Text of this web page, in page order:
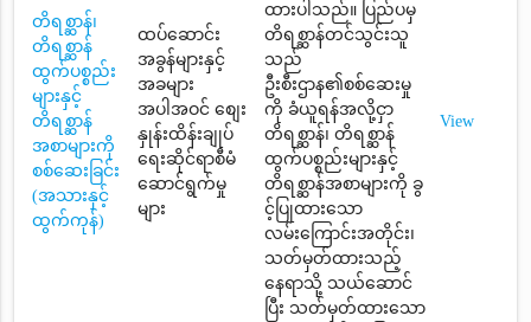
တိရစ္ဆာန်၊
တိရစ္ဆာန်
ထွက်ပစ္စည်း
များနှင့်
တိရစ္ဆာန်
အစာများကို
စစ်ဆေးခြင်း
(အသားနှင့်
ထွက်ကုန်)
ထပ်ဆောင်း
အခွန်များနှင့်
အခများ
အပါအဝင် စျေး
နှုန်းထိန်းချုပ်
ရေးဆိုင်ရာစီမံ
ဆောင်ရွက်မှု
များ
ထားပါသည်။ ပြည်ပမှ
တိရစ္ဆာန်တင်သွင်းသူ
သည်
ဦးစီးဌာန၏စစ်ဆေးမှု
ကို ခံယူရန်အလို့ငှာ
တိရစ္ဆာန်၊ တိရစ္ဆာန်
ထွက်ပစ္စည်းများနှင့်
တိရစ္ဆာန်အစာများကို ခွ
င့်ပြုထားသော
လမ်းကြောင်းအတိုင်း၊
သတ်မှတ်ထားသည့်
နေရာသို့ သယ်ဆောင်
ပြီး သတ်မှတ်ထားသော
View